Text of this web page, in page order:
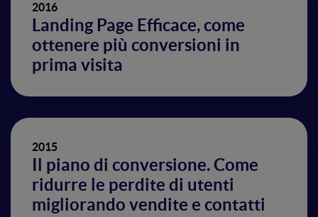
2016
Landing Page Efficace, come
ottenere più conversioni in
prima visita
2015
Il piano di conversione. Come
ridurre le perdite di utenti
migliorando vendite e contatti